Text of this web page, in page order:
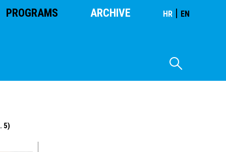
PROGRAMS ARCHIVE HR | EN
5)